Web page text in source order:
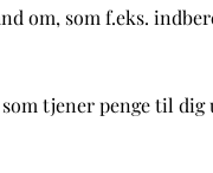
om, som f.eks.
tjener penge til